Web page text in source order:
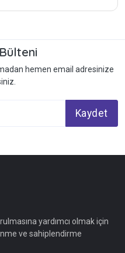
hemen email adresinize
Kaydet
yardımcı olmak için
ve sahiplendirme